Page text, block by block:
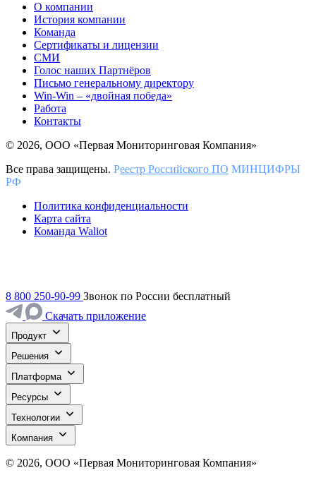
О компании
История компании
Команда
Сертификаты и лицензии
СМИ
Голос наших Партнёров
Письмо генеральному директору
Win-Win – «двойная победа»
Работа
Контакты
© 2026, ООО «Первая Мониторинговая Компания»
Все права защищены. Реестр Российского ПО МИНЦИФРЫ
РФ
Политика конфиденциальности
Карта сайта
Команда Waliot
8 800 250-90-99 Звонок по России бесплатный
Скачать приложение
Продукт
Решения
Платформа
Ресурсы
Технологии
Компания
© 2026, ООО «Первая Мониторинговая Компания»